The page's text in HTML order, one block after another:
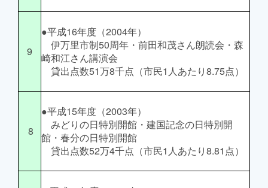
9
●平成16年度（2004年）
伊万里市制50周年・前田和茂さん朗読会・森
崎和江さん講演会
貸出点数51万8千点（市民1人あたり8.75点）
8
●平成15年度（2003年）
みどりの日特別開館・建国記念の日特別開
館・春分の日特別開館
貸出点数52万4千点（市民1人あたり8.81点）